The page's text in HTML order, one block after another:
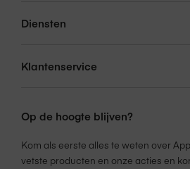
Diensten
Klantenservice
Op de hoogte blijven?
Kom als eerste alles te weten over
vetste producten en onze acties en